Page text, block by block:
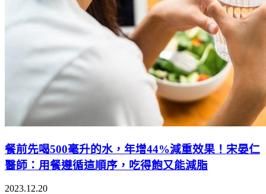
餐前先喝500毫升的水，年增44%減重效果！宋晏仁
醫師：用餐遵循這順序，吃得飽又能減脂
2023.12.20